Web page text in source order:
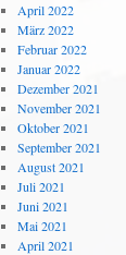
April 2022
März 2022
Februar 2022
Januar 2022
Dezember 2021
November 2021
Oktober 2021
September 2021
August 2021
Juli 2021
Juni 2021
Mai 2021
April 2021